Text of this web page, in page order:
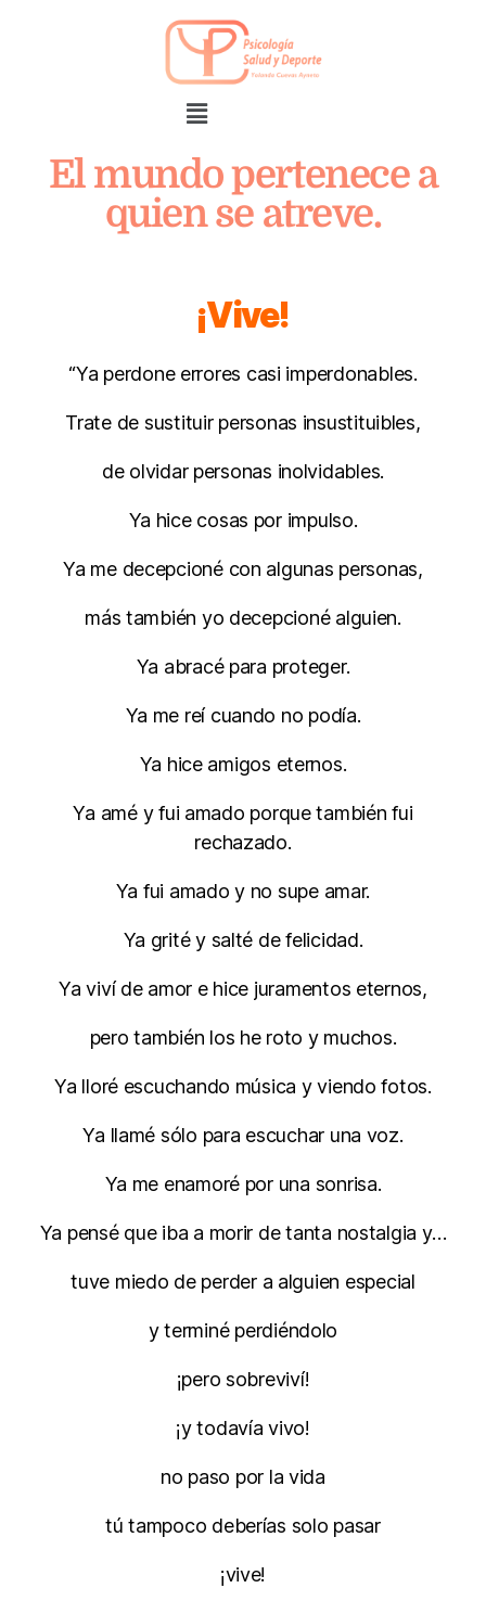
El mundo pertenece a
quien se atreve.
¡Vive!
“Ya perdone errores casi imperdonables.
Trate de sustituir personas insustituibles,
de olvidar personas inolvidables.
Ya hice cosas por impulso.
Ya me decepcioné con algunas personas,
más también yo decepcioné alguien.
Ya abracé para proteger.
Ya me reí cuando no podía.
Ya hice amigos eternos.
Ya amé y fui amado porque también fui
rechazado.
Ya fui amado y no supe amar.
Ya grité y salté de felicidad.
Ya viví de amor e hice juramentos eternos,
pero también los he roto y muchos.
Ya lloré escuchando música y viendo fotos.
Ya llamé sólo para escuchar una voz.
Ya me enamoré por una sonrisa.
Ya pensé que iba a morir de tanta nostalgia y…
tuve miedo de perder a alguien especial
y terminé perdiéndolo
¡pero sobreviví!
¡y todavía vivo!
no paso por la vida
tú tampoco deberías solo pasar
¡vive!